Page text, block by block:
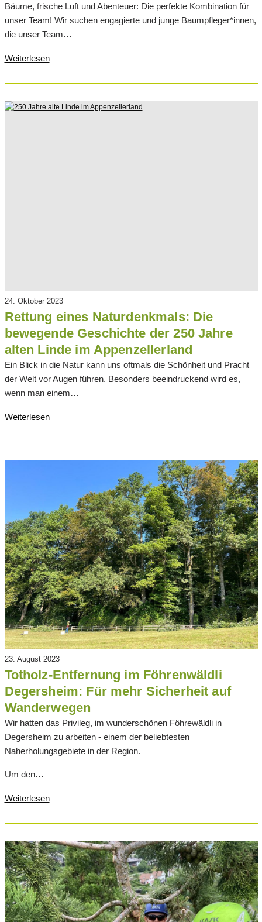
Bäume, frische Luft und Abenteuer: Die perfekte Kombination für
unser Team! Wir suchen engagierte und junge Baumpfleger*innen,
die unser Team…
Weiterlesen
24. Oktober 2023
Rettung eines Naturdenkmals: Die
bewegende Geschichte der 250 Jahre
alten Linde im Appenzellerland
Ein Blick in die Natur kann uns oftmals die Schönheit und Pracht
der Welt vor Augen führen. Besonders beeindruckend wird es,
wenn man einem…
Weiterlesen
23. August 2023
Totholz-Entfernung im Föhrenwäldli
Degersheim: Für mehr Sicherheit auf
Wanderwegen
Wir hatten das Privileg, im wunderschönen Föhrewäldli in
Degersheim zu arbeiten - einem der beliebtesten
Naherholungsgebiete in der Region.
Um den…
Weiterlesen